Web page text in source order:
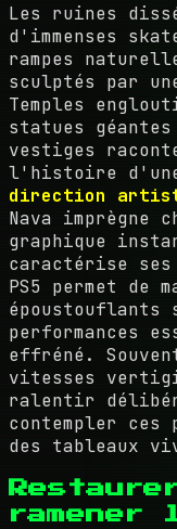
Les ruines
d'immenses
rampes
sculptés par
Temples
statues
vestiges
l'histoire
direction
Nava
graphique
caractérise
PS5 permet de
performances
effréné.
vitesses
ralentir
contempler ces
des tableaux
ramener